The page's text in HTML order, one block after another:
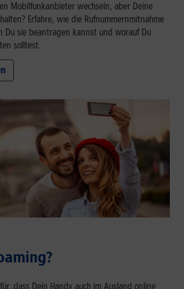
Mobilfunkanbieter wechseln, aber Deine
Erfahre, wie die Rufnummernmitnahme
Du sie beantragen kannst und worauf Du
solltest.
dass Dein Handy auch im Ausland online